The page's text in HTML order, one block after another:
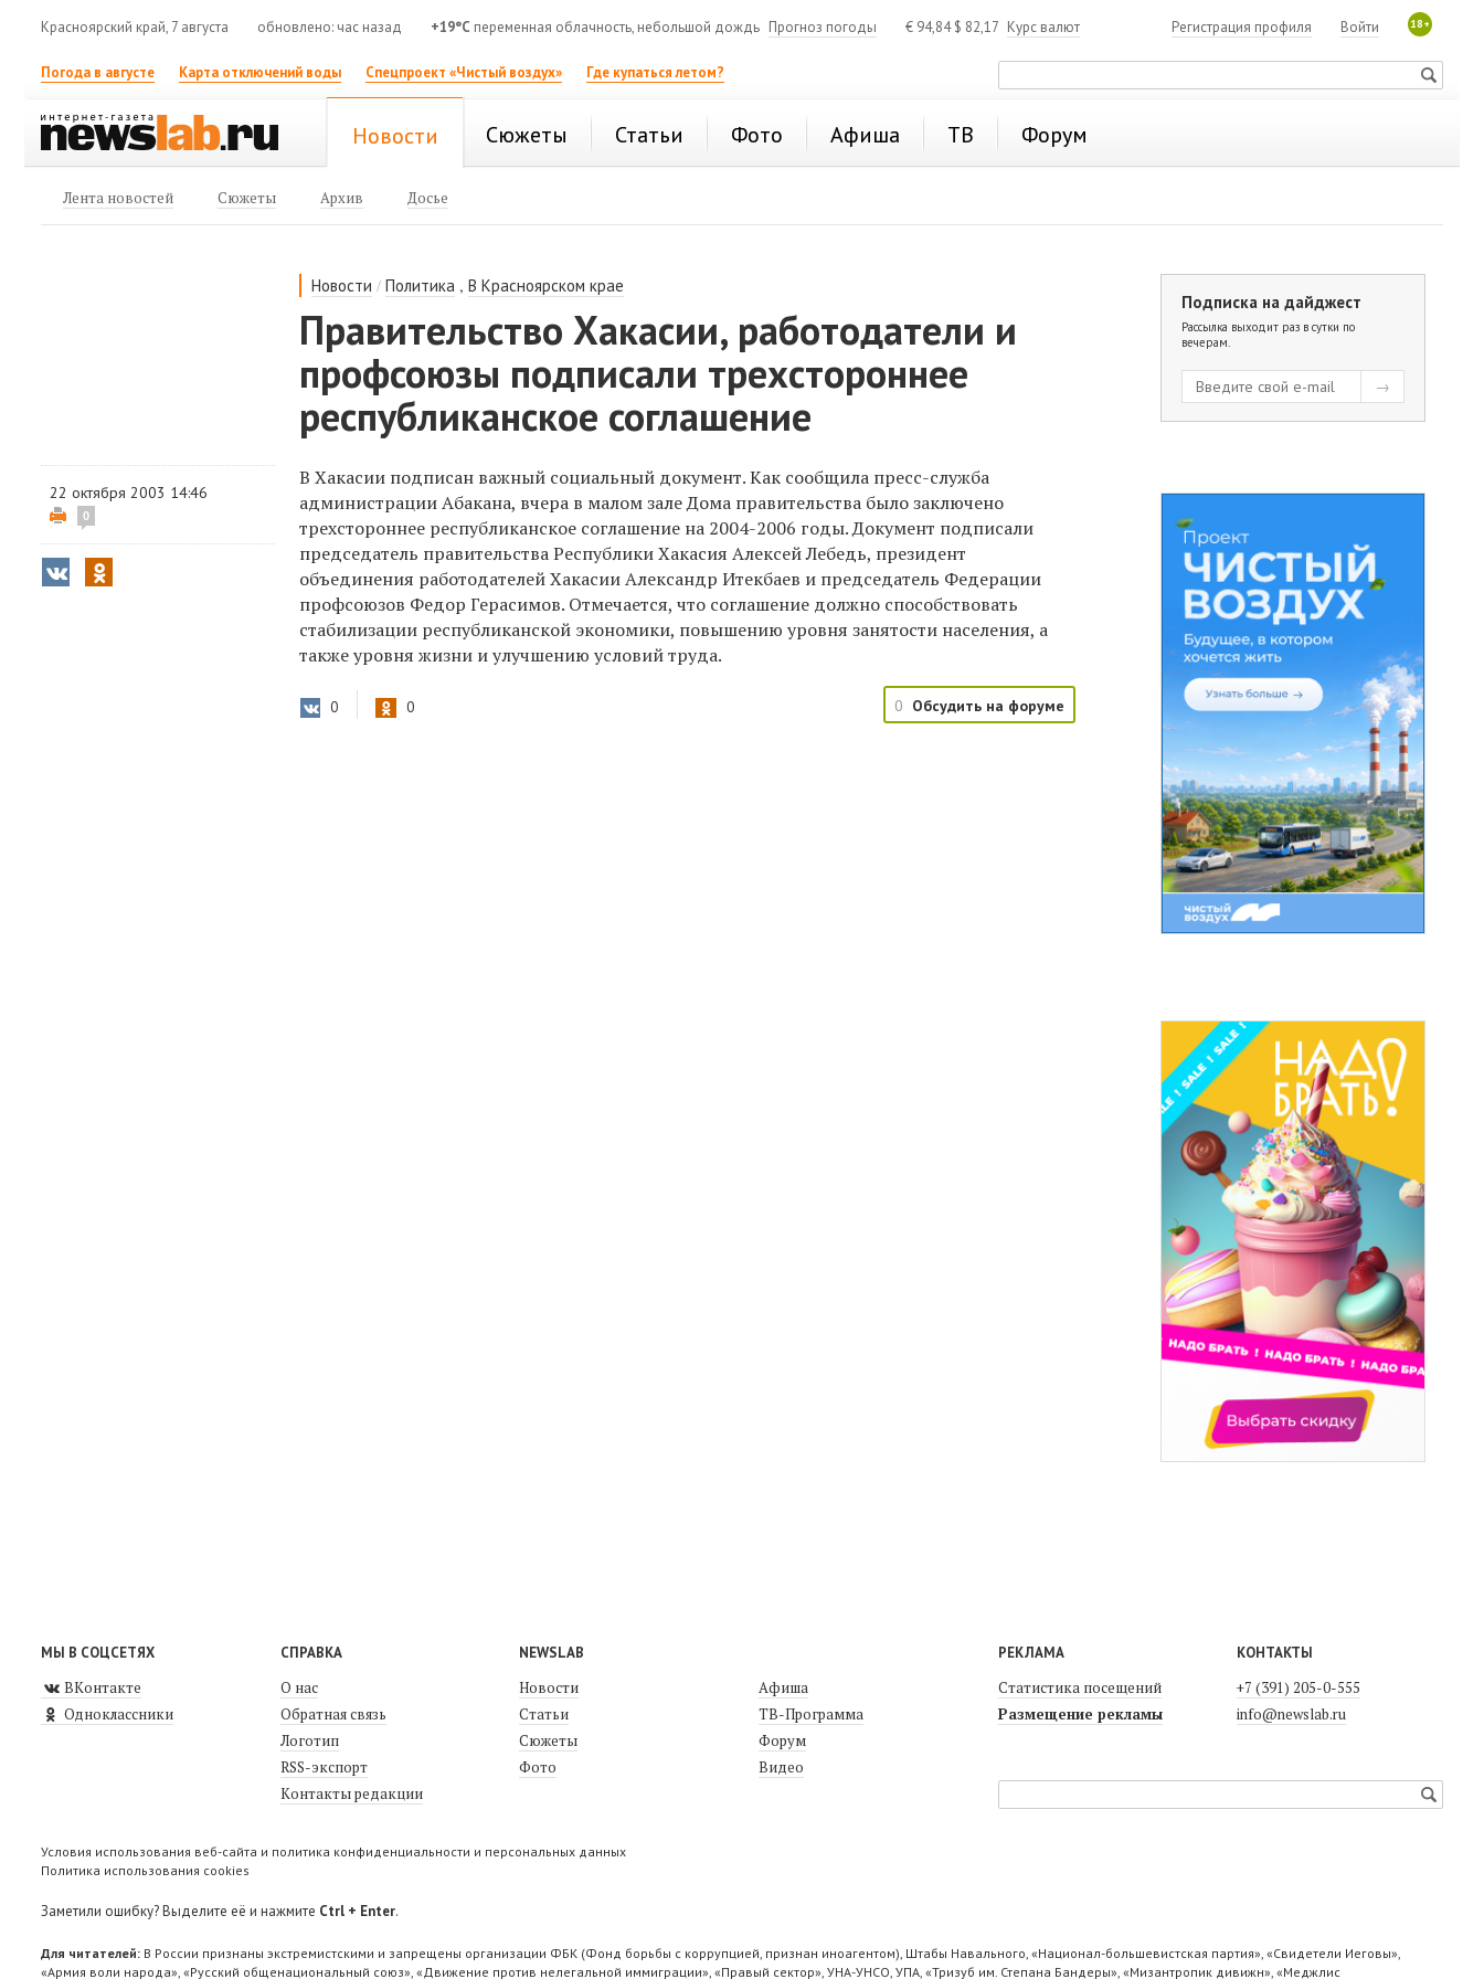
Красноярский край, 7 августа обновлено: час назад +19°C переменная облачность, небольшой дождь Прогноз погоды € 94,84$ 82,17 Курс валют 18+
Войти
Регистрация профиля
Погода в августе Карта отключений воды Спецпроект «Чистый воздух» Где купаться летом?
Новости Сюжеты Статьи Фото Афиша ТВ Форум
Лента новостей Сюжеты Архив Досье
Новости /Политика ,В Красноярском крае
Правительство Хакасии, работодатели и
профсоюзы подписали трехстороннее
республиканское соглашение
22 октября 2003 14:46
0
В Хакасии подписан важный социальный документ. Как сообщила пресс-служба
администрации Абакана, вчера в малом зале Дома правительства было заключено
трехстороннее республиканское соглашение на 2004-2006 годы. Документ подписали
председатель правительства Республики Хакасия Алексей Лебедь, президент
объединения работодателей Хакасии Александр Итекбаев и председатель Федерации
профсоюзов Федор Герасимов. Отмечается, что соглашение должно способствовать
стабилизации республиканской экономики, повышению уровня занятости населения, а
также уровня жизни и улучшению условий труда.
0 0 0 Обсудить на форуме
Подписка на дайджест
Рассылка выходит раз в сутки по
вечерам.
МЫ В СОЦСЕТЯХ
ВКонтакте
Одноклассники
СПРАВКА
О нас
Обратная связь
Логотип
RSS-экспорт
Контакты редакции
NEWSLAB
Новости
Статьи
Сюжеты
Фото
Афиша
ТВ-Программа
Форум
Видео
РЕКЛАМА
Статистика посещений
Размещение рекламы
КОНТАКТЫ
+7 (391) 205-0-555
info@newslab.ru
Условия использования веб-сайта и политика конфиденциальности и персональных данных
Политика использования cookies
Заметили ошибку? Выделите её и нажмите Ctrl + Enter.
Для читателей: В России признаны экстремистскими и запрещены организации ФБК (Фонд борьбы с коррупцией, признан иноагентом), Штабы Навального, «Национал-большевистская партия», «Свидетели Иеговы»,
«Армия воли народа», «Русский общенациональный союз», «Движение против нелегальной иммиграции», «Правый сектор», УНА-УНСО, УПА, «Тризуб им. Степана Бандеры», «Мизантропик дивижн», «Меджлис